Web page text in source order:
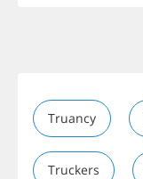
Truancy
Truckers